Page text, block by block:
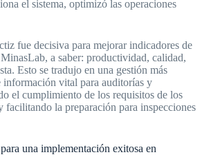
el sistema, optimizó las operaciones
fue decisiva para mejorar indicadores de
a saber: productividad, calidad,
Esto se tradujo en una gestión más
información vital para auditorías y
el cumplimiento de los requisitos de los
facilitando la preparación para inspecciones
una implementación exitosa en